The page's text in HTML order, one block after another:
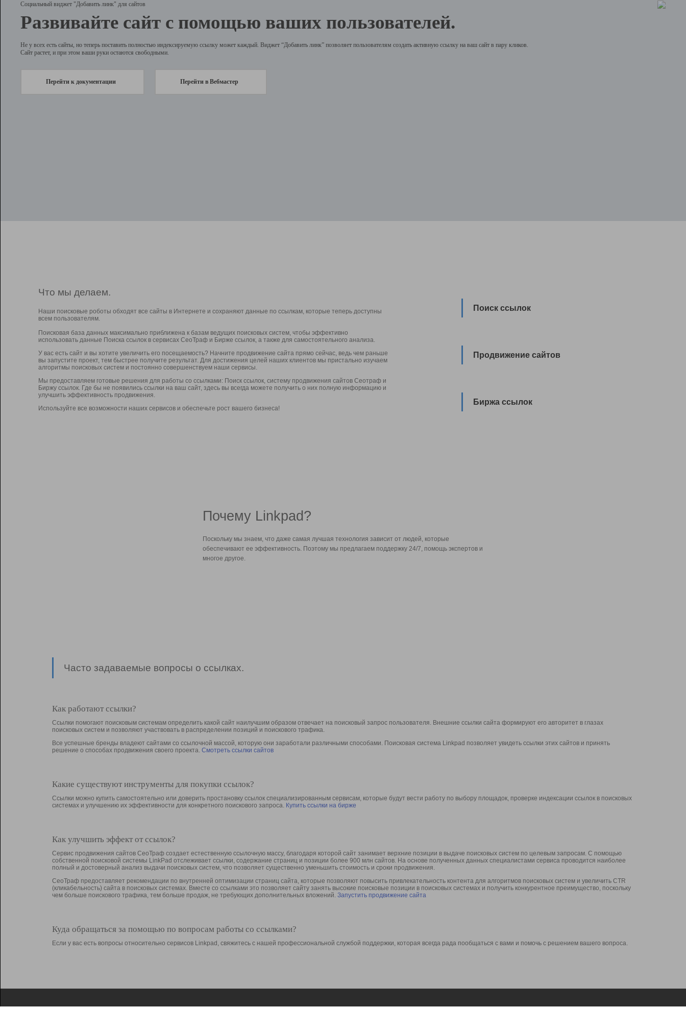
Социальный виджет "Добавить линк" для сайтов
Развивайте сайт с помощью ваших пользователей.
Не у всех есть сайты, но теперь поставить полностью индексируемую ссылку может каждый. Виджет “Добавить линк” позволяет пользователям создать активную ссылку на ваш сайт в пару кликов.
Сайт растет, и при этом ваши руки остаются свободными.
Перейти к документации Перейти в Вебмастер
Что мы делаем.
Наши поисковые роботы обходят все сайты в Интернете и сохраняют данные по ссылкам, которые теперь доступны
всем пользователям.
Поисковая база данных максимально приближена к базам ведущих поисковых систем, чтобы эффективно
использовать данные Поиска ссылок в сервисах СеоТраф и Бирже ссылок, а также для самостоятельного анализа.
У вас есть сайт и вы хотите увеличить его посещаемость? Начните продвижение сайта прямо сейчас, ведь чем раньше
вы запустите проект, тем быстрее получите результат. Для достижения целей наших клиентов мы пристально изучаем
алгоритмы поисковых систем и постоянно совершенствуем наши сервисы.
Мы предоставляем готовые решения для работы со ссылками: Поиск ссылок, систему продвижения сайтов Сеотраф и
Биржу ссылок. Где бы не появились ссылки на ваш сайт, здесь вы всегда можете получить о них полную информацию и
улучшить эффективность продвижения.
Используйте все возможности наших сервисов и обеспечьте рост вашего бизнеса!
Поиск ссылок
Продвижение сайтов
Биржа ссылок
Почему Linkpad?
Поскольку мы знаем, что даже самая лучшая технология зависит от людей, которые
обеспечивают ее эффективность. Поэтому мы предлагаем поддержку 24/7, помощь экспертов и
многое другое.
Часто задаваемые вопросы о ссылках.
Как работают ссылки?
Ссылки помогают поисковым системам определить какой сайт наилучшим образом отвечает на поисковый запрос пользователя. Внешние ссылки сайта формируют его авторитет в глазах
поисковых систем и позволяют участвовать в раcпределении позиций и поискового трафика.
Все успешные бренды владеют сайтами со ссылочной массой, которую они заработали различными способами. Поисковая система Linkpad позволяет увидеть ссылки этих сайтов и принять
решение о способах продвижения своего проекта. Смотреть ссылки сайтов
Какие существуют инструменты для покупки ссылок?
Ссылки можно купить самостоятельно или доверить простановку ссылок специализированным сервисам, которые будут вести работу по выбору площадок, проверке индексации ссылок в поисковых
системах и улучшению их эффективности для конкретного поискового запроса. Купить ссылки на бирже
Как улучшить эффект от ссылок?
Сервис продвижения сайтов СеоТраф создает естественную ссылочную массу, благодаря которой сайт занимает верхние позиции в выдаче поисковых систем по целевым запросам. С помощью
собственной поисковой системы LinkPad отслеживает ссылки, содержание страниц и позиции более 900 млн сайтов. На основе полученных данных специалистами сервиса проводится наиболее
полный и достоверный анализ выдачи поисковых систем, что позволяет существенно уменьшить стоимость и сроки продвижения.
СеоТраф предоставляет рекомендации по внутренней оптимизации страниц сайта, которые позволяют повысить привлекательность контента для алгоритмов поисковых систем и увеличить CTR
(кликабельность) сайта в поисковых системах. Вместе со ссылками это позволяет сайту занять высокие поисковые позиции в поисковых системах и получить конкурентное преимущество, поскольку
чем больше поискового трафика, тем больше продаж, не требующих дополнительных вложений. Запустить продвижение сайта
Куда обращаться за помощью по вопросам работы со ссылками?
Если у вас есть вопросы относительно сервисов Linkpad, свяжитесь с нашей профессиональной службой поддержки, которая всегда рада пообщаться с вами и помочь с решением вашего вопроса.